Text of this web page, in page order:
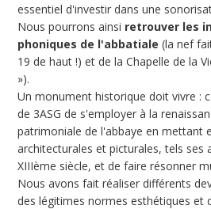
essentiel d'investir dans une
Nous pourrons ainsi retrouver les
phoniques de l'abbatiale (la nef
19 de haut !) et de la Chapelle de la
»).
Un monument historique doit vivre :
de 3ASG de s'employer à la
patrimoniale de l'abbaye en mettant
architecturales et picturales, tels ses
XIIIème siècle, et de faire résonner
Nous avons fait réaliser différents
des légitimes normes esthétiques et